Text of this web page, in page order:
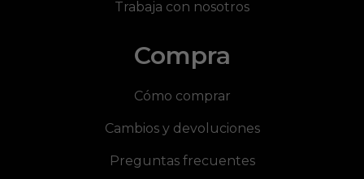
Trabaja con nosotros
Compra
Cómo comprar
Cambios y devoluciones
Preguntas frecuentes